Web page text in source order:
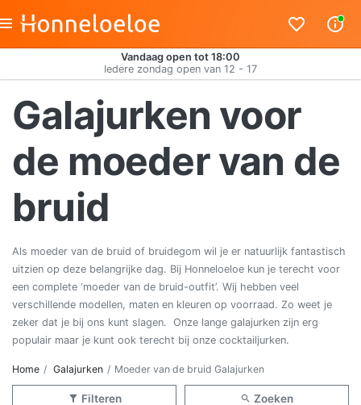
Vandaag open tot 18:00
Iedere zondag open van 12 - 17
Galajurken voor
de moeder van de
bruid
Als moeder van de bruid of bruidegom wil je er natuurlijk fantastisch
uitzien op deze belangrijke dag. Bij Honneloeloe kun je terecht voor
een complete ‘moeder van de bruid-outfit’. Wij hebben veel
verschillende modellen, maten en kleuren op voorraad. Zo weet je
zeker dat je bij ons kunt slagen. Onze lange galajurken zijn erg
populair maar je kunt ook terecht bij onze cocktailjurken.
Home Galajurken Moeder van de bruid Galajurken
Filteren Zoeken